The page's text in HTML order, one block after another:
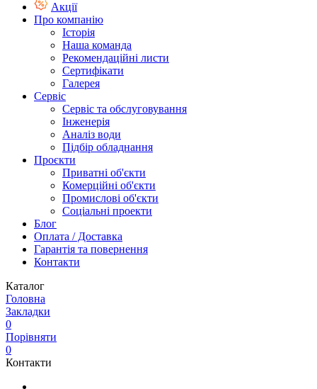
Акції
Про компанію
Історія
Наша команда
Рекомендаційні листи
Сертифікати
Галерея
Сервіс
Сервіс та обслуговування
Інженерія
Аналіз води
Підбір обладнання
Проєкти
Приватні об'єкти
Комерційні об'єкти
Промислові об'єкти
Соціальні проекти
Блог
Оплата / Доставка
Гарантія та повернення
Контакти
Каталог
Головна
Закладки
0
Порівняти
0
Контакти